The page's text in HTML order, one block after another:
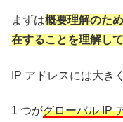
まずは概要理解のた
在することを理解し
IP アドレスには大き
1 つがグローバル IP